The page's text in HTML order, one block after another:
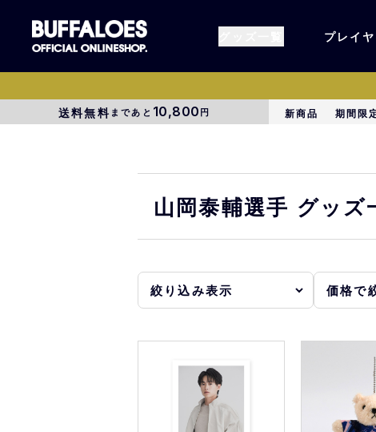
すべてのグッズ オーセンテ
タオル各種 アパレル
コラボグッ
EC限定販売
オリ達にお
プレイ
送料無料まであと 10,800円 新商品 期間限
山岡泰輔選手 グッズ